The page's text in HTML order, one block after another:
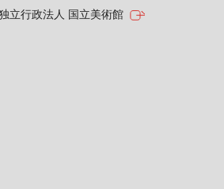
立行政法人 国立美術館